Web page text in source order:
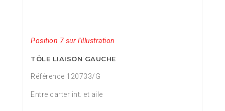
Position 7 sur l'illustration
TÔLE LIAISON GAUCHE
Référence 120733/G
Entre carter int. et aile